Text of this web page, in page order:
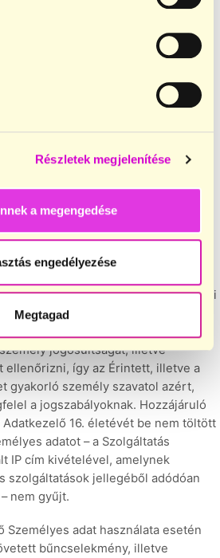
Részletek megjelenítése
a megengedése
engedélyezése
Megtagad
hozzájárulását jogszerűen
a Szolgáltatásokba feltöltött,
minden felelősség az
valamint a regisztráció során
név, azonosító, jelszó stb.)
vállal azért, hogy a
az általa megadott adatok
ő vesz igénybe szolgáltatást. E
egy megadott e-mail címen
belépésekkel összefüggő
azt az Érintettet terheli, aki
és az adatokat megadta.
személy érintett Személyes adatai
gyakorló nagykorú személy
Az Adatkezelőnek nem áll
jogosultságát, illetve
ellenőrizni, így az Érintett, illetve a
gyakorló személy szavatol azért,
a jogszabályoknak. Hozzájáruló
16. életévét be nem töltött
adatot – a Szolgáltatás
IP cím kivételével, amelynek
szolgáltatások jellegéből adódóan
nem gyűjt.
adat használata esetén
bűncselekmény, illetve